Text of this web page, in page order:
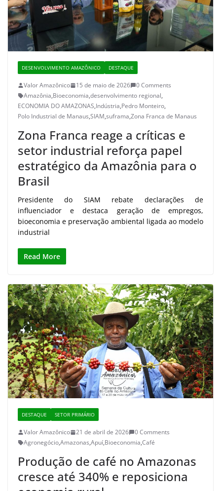
DESENVOLVIMENTO AMAZÔNICO DESTAQUE
Valor Amazônico 15 de maio de 2026
0 Comments
Amazônia,Bioeconomia,desenvolvimento regional,
ECONOMIA DO AMAZONAS,Indústria,Pedro Monteiro,
Polo Industrial de Manaus,SIAM,suframa,Zona Franca de Manaus
Zona Franca reage a críticas e
setor industrial reforça papel
estratégico da Amazônia para o
Brasil
Presidente do SIAM rebate declarações de
influenciador e destaca geração de empregos,
bioeconomia e preservação ambiental ligada ao modelo
industrial
Read More
DESTAQUE SETOR PRIMÁRIO
Valor Amazônico 21 de abril de 2026
0 Comments
Agronegócio,Amazonas,Apuí,Bioeconomia,Café
Produção de café no Amazonas
cresce até 340% e reposiciona